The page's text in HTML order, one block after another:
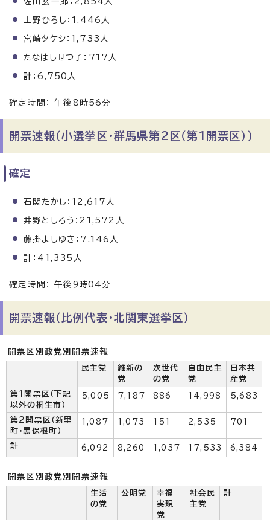
上野ひろし：1,446人
宮崎タケシ：1,733人
たなはしせつ子：717人
計 ：6,750人
確定時間： 午後8時56分
開票速報（小選挙区・群馬県第2区（第1開票区））
確定
石関たかし：12,617人
井野としろう：21,572人
藤掛よしゆき：7,146人
計：41,335人
確定時間： 午後9時04分
開票速報（比例代表・北関東選挙区）
開票区別政党別開票速報
民主党
維新の
党
次世代
の党
自由民主
党
日本共
産党
第1開票区（下記
以外の桐生市）
5,005 7,187 886 14,998 5,683
第2開票区（新里
町・黒保根町）
1,087 1,073 151 2,535 701
計 6,092 8,260 1,037 17,533 6,384
開票区別政党別開票速報
生活
の党
公明党
幸福
実現
党
社会民
主党
計